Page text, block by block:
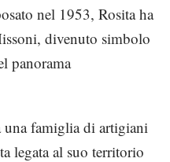
nel 1953, Rosita ha
divenuto simbolo
panorama
una famiglia di artigiani
legata al suo territorio